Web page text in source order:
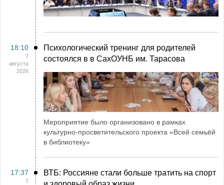
18:10
7
августа
2026
Психологический тренинг для родителей
состоялся в в СахОУНБ им. Тарасова
Мероприятие было организовано в рамках
культурно-просветительского проекта «Всей семьёй
в библиотеку»
17:37
7
ВТБ: Россияне стали больше тратить на спорт